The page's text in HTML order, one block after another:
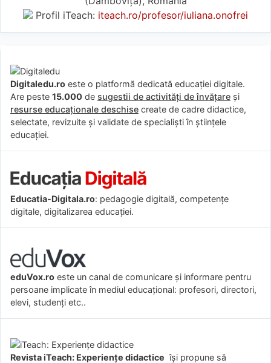
Profil iTeach: iteach.ro/profesor/iuliana.onofrei
Digitaledu.ro este o platformă dedicată educației digitale.
Are peste 15.000 de sugestii de activități de învățare și
resurse educaționale deschise create de cadre didactice,
selectate, revizuite și validate de specialiști în științele
educației.
Educatia-Digitala.ro: pedagogie digitală, competențe
digitale, digitalizarea educației.
eduVox.ro este un canal de comunicare și informare pentru
persoane implicate în mediul educațional: profesori, directori,
elevi, studenți etc..
Revista iTeach: Experienţe didactice îşi propune să